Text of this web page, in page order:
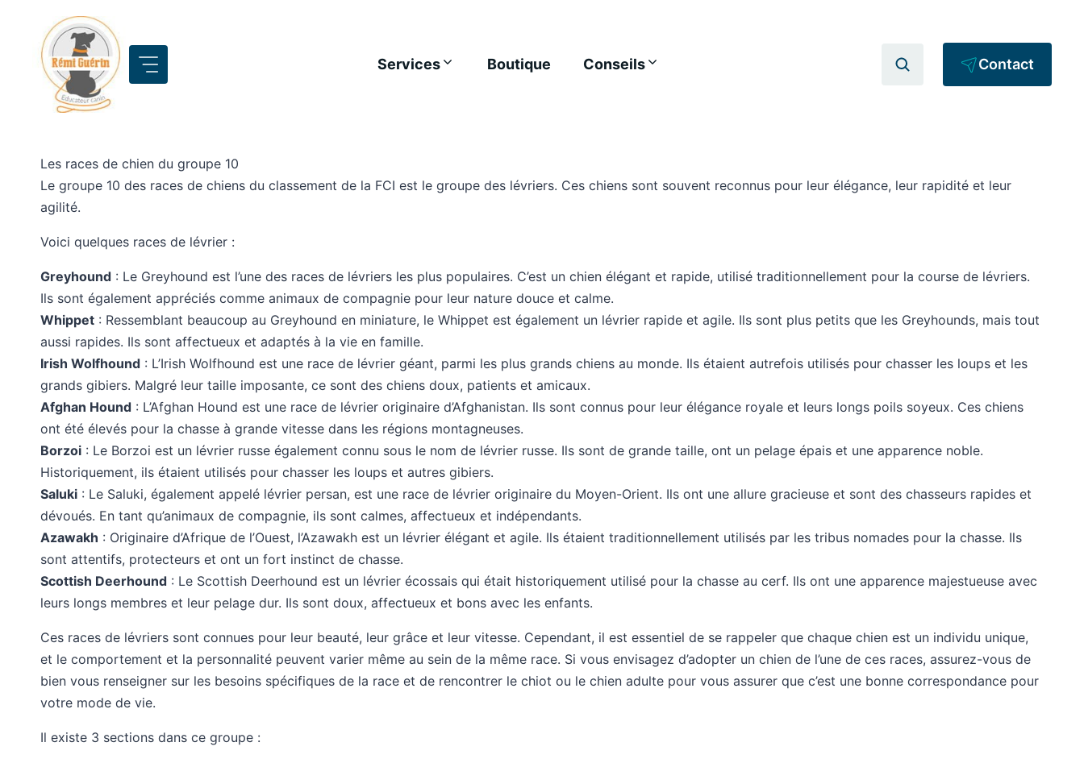
contenu
Services Boutique Conseils Contact
Les races de chien du groupe 10
Le groupe 10 des races de chiens du classement de la FCI est le groupe des lévriers. Ces chiens sont souvent reconnus pour leur élégance, leur rapidité et leur
agilité.
Voici quelques races de lévrier :
Greyhound : Le Greyhound est l’une des races de lévriers les plus populaires. C’est un chien élégant et rapide, utilisé traditionnellement pour la course de lévriers.
Ils sont également appréciés comme animaux de compagnie pour leur nature douce et calme.
Whippet : Ressemblant beaucoup au Greyhound en miniature, le Whippet est également un lévrier rapide et agile. Ils sont plus petits que les Greyhounds, mais tout
aussi rapides. Ils sont affectueux et adaptés à la vie en famille.
Irish Wolfhound : L’Irish Wolfhound est une race de lévrier géant, parmi les plus grands chiens au monde. Ils étaient autrefois utilisés pour chasser les loups et les
grands gibiers. Malgré leur taille imposante, ce sont des chiens doux, patients et amicaux.
Afghan Hound : L’Afghan Hound est une race de lévrier originaire d’Afghanistan. Ils sont connus pour leur élégance royale et leurs longs poils soyeux. Ces chiens
ont été élevés pour la chasse à grande vitesse dans les régions montagneuses.
Borzoi : Le Borzoi est un lévrier russe également connu sous le nom de lévrier russe. Ils sont de grande taille, ont un pelage épais et une apparence noble.
Historiquement, ils étaient utilisés pour chasser les loups et autres gibiers.
Saluki : Le Saluki, également appelé lévrier persan, est une race de lévrier originaire du Moyen-Orient. Ils ont une allure gracieuse et sont des chasseurs rapides et
dévoués. En tant qu’animaux de compagnie, ils sont calmes, affectueux et indépendants.
Azawakh : Originaire d’Afrique de l’Ouest, l’Azawakh est un lévrier élégant et agile. Ils étaient traditionnellement utilisés par les tribus nomades pour la chasse. Ils
sont attentifs, protecteurs et ont un fort instinct de chasse.
Scottish Deerhound : Le Scottish Deerhound est un lévrier écossais qui était historiquement utilisé pour la chasse au cerf. Ils ont une apparence majestueuse avec
leurs longs membres et leur pelage dur. Ils sont doux, affectueux et bons avec les enfants.
Ces races de lévriers sont connues pour leur beauté, leur grâce et leur vitesse. Cependant, il est essentiel de se rappeler que chaque chien est un individu unique,
et le comportement et la personnalité peuvent varier même au sein de la même race. Si vous envisagez d’adopter un chien de l’une de ces races, assurez-vous de
bien vous renseigner sur les besoins spécifiques de la race et de rencontrer le chiot ou le chien adulte pour vous assurer que c’est une bonne correspondance pour
votre mode de vie.
Il existe 3 sections dans ce groupe :